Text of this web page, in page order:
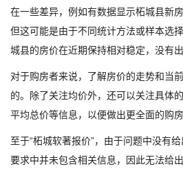
在一些差异，例如有数据显示柘城县新
但这可能是由于不同统计方法或样本选
城县的房价在近期保持相对稳定，没有
对于购房者来说，了解房价的走势和当
的。除了关注均价外，还可以关注具体
平均总价等信息，以便做出更全面的购房
至于“柘城软著报价”，由于问题中没有
要求中并未包含相关信息，因此无法给